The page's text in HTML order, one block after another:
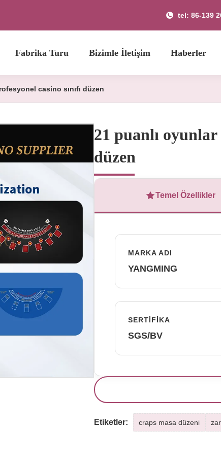
tel: 86-139
Fabrika Turu Bizimle İletişim Haberler
casino sınıfı düzen
21 puanlı oyunlar
düzen
Temel Özellikler
MARKA ADI
YANGMING
SERTIFIKA
SGS/BV
Etiketler: craps masa düzeni